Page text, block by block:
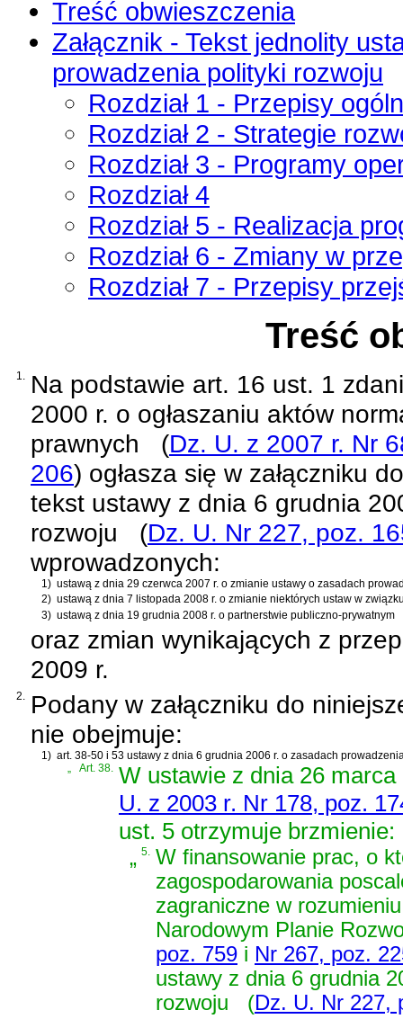
Treść obwieszczenia
Załącznik - Tekst jednolity
prowadzenia polityki rozwoju
Rozdział 1 - Przepisy
Rozdział 2 - Strategie
Rozdział 3 - Programy
Rozdział 4
Rozdział 5 - Realizacja
Rozdział 6 - Zmiany w
Rozdział 7 - Przepisy
Treść
1. Na podstawie art. 16 ust. 1
2000 r. o ogłaszaniu aktów
prawnych
(Dz. U. z 2007 r. Nr
206) ogłasza się w załączniku
tekst ustawy z dnia 6 grudnia
rozwoju
(Dz. U. Nr 227, poz.
wprowadzonych:
1) ustawą z dnia 29 czerwca 2007 r. o zmianie ustawy o zasadach
2) ustawą z dnia 7 listopada 2008 r. o zmianie niektórych ustaw w
3) ustawą z dnia 19 grudnia 2008 r. o partnerstwie publiczno-prywatnym
oraz zmian wynikających z
2009 r.
2.
Podany w załączniku do
nie obejmuje:
1) art. 38-50 i 53 ustawy z dnia 6 grudnia 2006 r. o zasadach
Art. 38. W ustawie z dnia 26
U. z 2003 r. Nr 178, poz.
ust. 5 otrzymuje brzmienie:
„5.
W finansowanie prac, o
zagospodarowania
zagraniczne w
Narodowym Planie
poz. 759 i Nr 267, poz.
ustawy z dnia 6 grudnia
rozwoju
(Dz. U. Nr 227,